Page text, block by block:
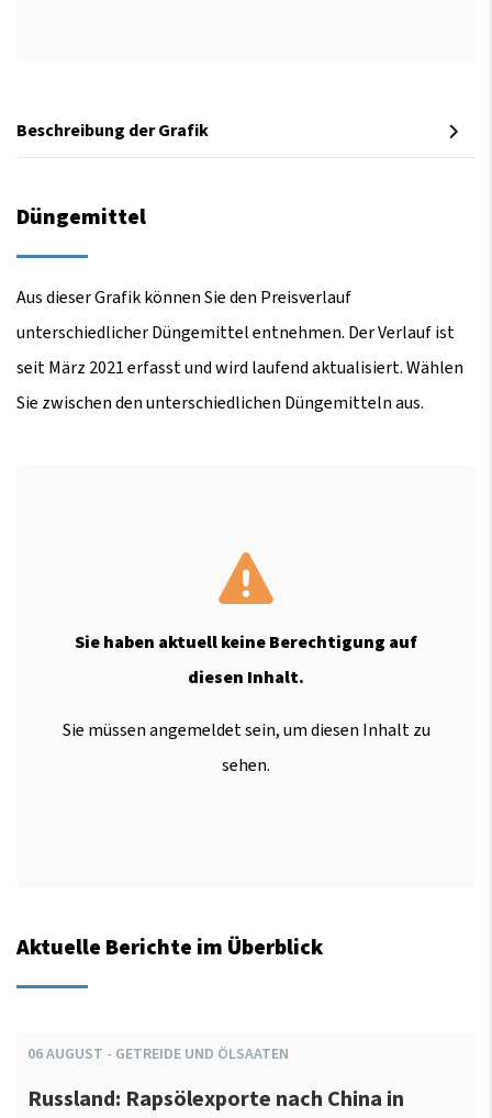
Beschreibung der Grafik
Düngemittel
Aus dieser Grafik können Sie den Preisverlauf
unterschiedlicher Düngemittel entnehmen. Der Verlauf ist
seit März 2021 erfasst und wird laufend aktualisiert. Wählen
Sie zwischen den unterschiedlichen Düngemitteln aus.
Sie haben aktuell keine Berechtigung auf
diesen Inhalt.
Sie müssen angemeldet sein, um diesen Inhalt zu
sehen.
Aktuelle Berichte im Überblick
06AUGUST - GETREIDE UND ÖLSAATEN
Russland: Rapsölexporte nach China in